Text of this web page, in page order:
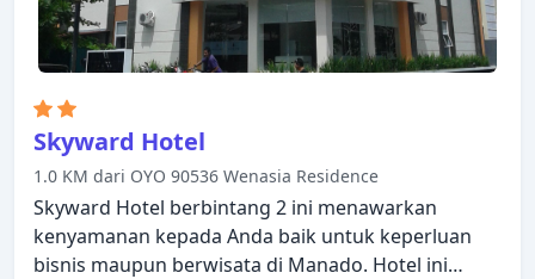
Skyward Hotel
1.0 KM dari OYO 90536 Wenasia Residence
Skyward Hotel berbintang 2 ini menawarkan
kenyamanan kepada Anda baik untuk keperluan
bisnis maupun berwisata di Manado. Hotel ini